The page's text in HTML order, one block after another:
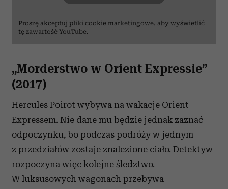
Proszę akceptuj pliki cookie marketingowe, aby wyświetlić
tę zawartość YouTube.
„Morderstwo w Orient Expressie”
(2017)
Hercules Poirot wybywa na wakacje Orient
Expressem. Nie dane mu będzie jednak zaznać
odpoczynku, bo podczas podróży w jednym
z przedziałów zostaje znalezione ciało. Detektyw
rozpoczyna więc kolejne śledztwo.
W luksusowych wagonach przebywa